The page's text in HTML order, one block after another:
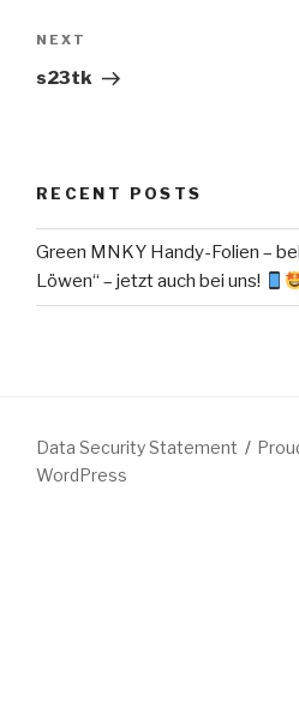
Next
Post
NEXT
s23tk
RECENT POSTS
Green MNKY Handy-Folien –
Löwen“ – jetzt auch bei uns!
Data Security Statement
WordPress